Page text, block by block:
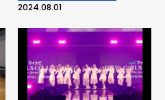
2024.08.01